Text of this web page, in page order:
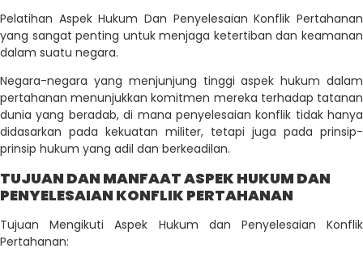
Pelatihan Aspek Hukum Dan Penyelesaian Konflik Pertahanan
yang sangat penting untuk menjaga ketertiban dan keamanan
dalam suatu negara.
Negara-negara yang menjunjung tinggi aspek hukum dalam
pertahanan menunjukkan komitmen mereka terhadap tatanan
dunia yang beradab, di mana penyelesaian konflik tidak hanya
didasarkan pada kekuatan militer, tetapi juga pada prinsip-
prinsip hukum yang adil dan berkeadilan.
TUJUAN DAN MANFAAT ASPEK HUKUM DAN
PENYELESAIAN KONFLIK PERTAHANAN
Tujuan Mengikuti Aspek Hukum dan Penyelesaian Konflik
Pertahanan: